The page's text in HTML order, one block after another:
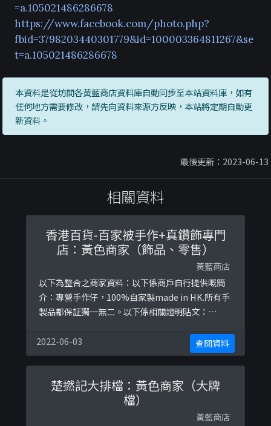
=a.105021486286678
https://www.facebook.com/photo.php?
fbid=3798203440301779&id=100003364811267&se
t=a.105021486286678
本資料是從坊間各黃藍商店資料庫自動同步至本站資料庫，如有
任何地方需要修改，請先向資料來源方反映，本站將定期自動更
新資料。
最後更新：2023-06-13
相關資料
香港百貨-百家被手作+真鑽飾專門
店：黃色商家（飾品、零售）
黃藍商店
以下為整合之商家資料：以下係商戶自行提供嘅簡
介：專營手作仔，100%自家製made in HK.所有手
製品都保証獨一無二。以下係相關證明貼文：
/2396837737265212https://www.facebook.co
m/dadabaton/posts/2451569625125356https:
//www.fac ...
2022-06-03 查閱資料
楚撚記大排檔：黃色商家（大牌
檔）
黃藍商店